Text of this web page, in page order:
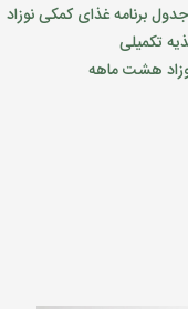
برنامه غذای کمکی نوزاد
تکمیلی
هشت ماهه